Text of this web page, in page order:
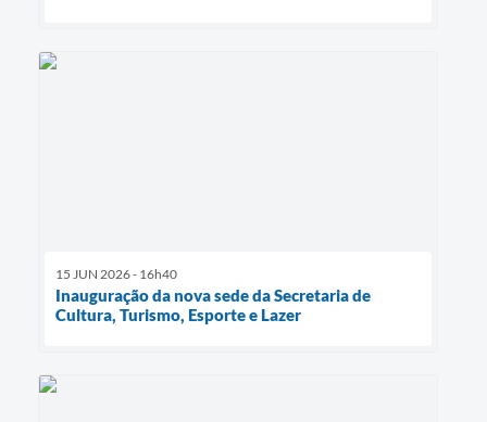
15 JUN 2026 - 16h40
Inauguração da nova sede da Secretaria de
Cultura, Turismo, Esporte e Lazer